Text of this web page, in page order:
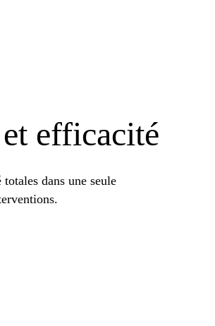
efficacité
dans une seule